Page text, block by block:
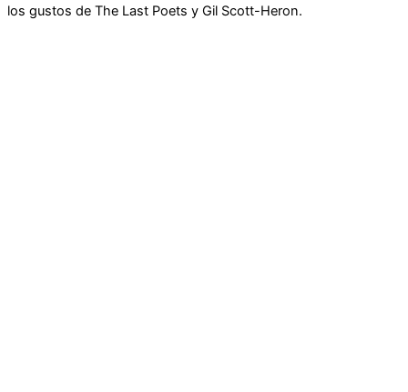
los gustos de The Last Poets y Gil Scott-Heron.